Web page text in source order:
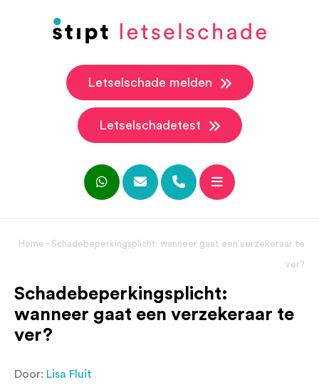
Letselschade melden
Letselschadetest
Home - Schadebeperkingsplicht: wanneer gaat een verzekeraar te
ver?
Schadebeperkingsplicht:
wanneer gaat een verzekeraar te
ver?
Door: Lisa Fluit